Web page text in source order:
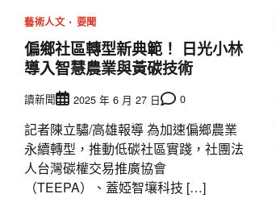
藝術人文 要聞
偏鄉社區轉型新典範！ 日光小林
導入智慧農業與黃碳技術
讀新聞 2025 年 6 月 27 日 0
記者陳立驌/高雄報導 為加速偏鄉農業
永續轉型，推動低碳社區實踐，社團法
人台灣碳權交易推廣協會
（TEEPA）、蓋婭智壤科技 […]